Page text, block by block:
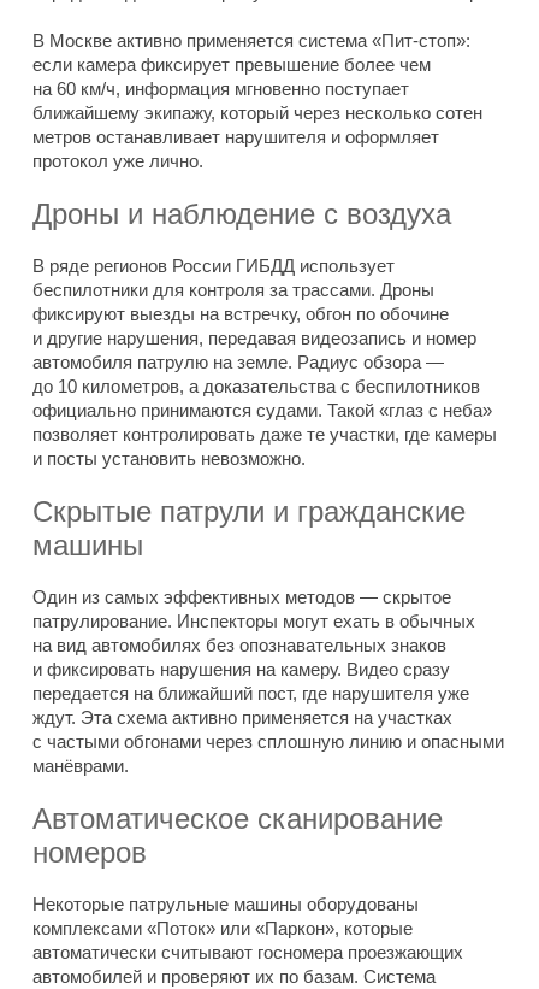
В Москве активно применяется система «Пит-стоп»:
если камера фиксирует превышение более чем
на 60 км/ч, информация мгновенно поступает
ближайшему экипажу, который через несколько сотен
метров останавливает нарушителя и оформляет
протокол уже лично.
Дроны и наблюдение с воздуха
В ряде регионов России ГИБДД использует
беспилотники для контроля за трассами. Дроны
фиксируют выезды на встречку, обгон по обочине
и другие нарушения, передавая видеозапись и номер
автомобиля патрулю на земле. Радиус обзора —
до 10 километров, а доказательства с беспилотников
официально принимаются судами. Такой «глаз с неба»
позволяет контролировать даже те участки, где камеры
и посты установить невозможно.
Скрытые патрули и гражданские
машины
Один из самых эффективных методов — скрытое
патрулирование. Инспекторы могут ехать в обычных
на вид автомобилях без опознавательных знаков
и фиксировать нарушения на камеру. Видео сразу
передается на ближайший пост, где нарушителя уже
ждут. Эта схема активно применяется на участках
с частыми обгонами через сплошную линию и опасными
манёврами.
Автоматическое сканирование
номеров
Некоторые патрульные машины оборудованы
комплексами «Поток» или «Паркон», которые
автоматически считывают госномера проезжающих
автомобилей и проверяют их по базам. Система